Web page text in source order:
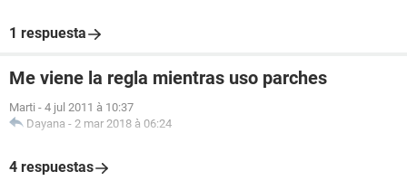
1 respuesta
Me viene la regla mientras uso parches
Marti - 4 jul 2011 à 10:37
Dayana - 2 mar 2018 à 06:24
4 respuestas